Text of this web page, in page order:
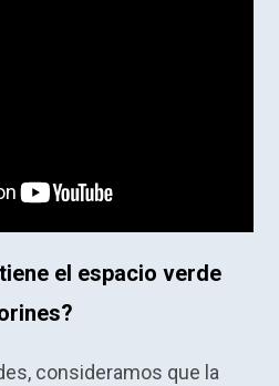
el espacio verde
consideramos que la